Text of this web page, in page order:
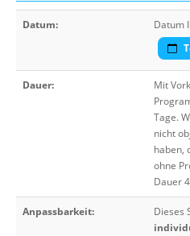
Datum:
Datum
Dauer:
Mit
Tage.
nicht
haben,
ohne
Dauer
Anpassbarkeit: Dieses